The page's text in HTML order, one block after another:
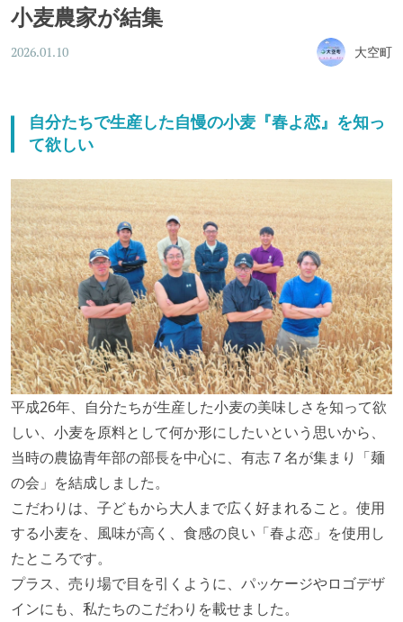
小麦農家が結集
2026.01.10 大空町
自分たちで生産した自慢の小麦『春よ恋』を知っ
て欲しい
平成26年、自分たちが生産した小麦の美味しさを知って欲
しい、小麦を原料として何か形にしたいという思いから、
当時の農協青年部の部長を中心に、有志７名が集まり「麺
の会」を結成しました。
こだわりは、子どもから大人まで広く好まれること。使用
する小麦を、風味が高く、食感の良い「春よ恋」を使用し
たところです。
プラス、売り場で目を引くように、パッケージやロゴデザ
インにも、私たちのこだわりを載せました。